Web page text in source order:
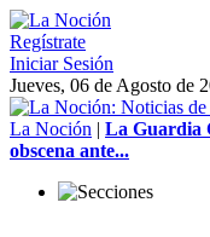
Regístrate
Iniciar Sesión
Jueves, 06 de Agosto de
La Noción | La Guardia
obscena ante...